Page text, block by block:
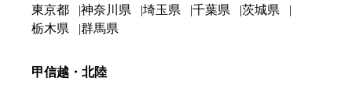
東京都 神奈川県 埼玉県 千葉県
茨城県
栃木県
群馬県
甲信越・北陸